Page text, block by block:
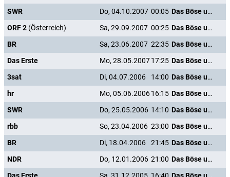
SWR
Do, 04.10.2007 00:05
Das Böse unter der Sonne
ORF 2 (Österreich) Sa, 29.09.2007 00:25
Das Böse unter der Sonne
BR
Sa, 23.06.2007 22:35
Das Böse unter der Sonne
Das Erste
Mo, 28.05.200717:25
Das Böse unter der Sonne
3sat
Di, 04.07.2006 14:00
Das Böse unter der Sonne
hr
Mo, 05.06.200616:15
Das Böse unter der Sonne
SWR
Do, 25.05.2006 14:10
Das Böse unter der Sonne
rbb
So, 23.04.2006 23:00
Das Böse unter der Sonne
BR
Di, 18.04.2006 21:45
Das Böse unter der Sonne
NDR
Do, 12.01.2006 21:00
Das Böse unter der Sonne